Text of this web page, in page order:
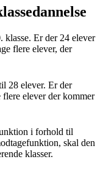
Er der 24 elever
flere elever, der
28 elever. Er der
elever der kommer
i forhold til
skal den
klasser.